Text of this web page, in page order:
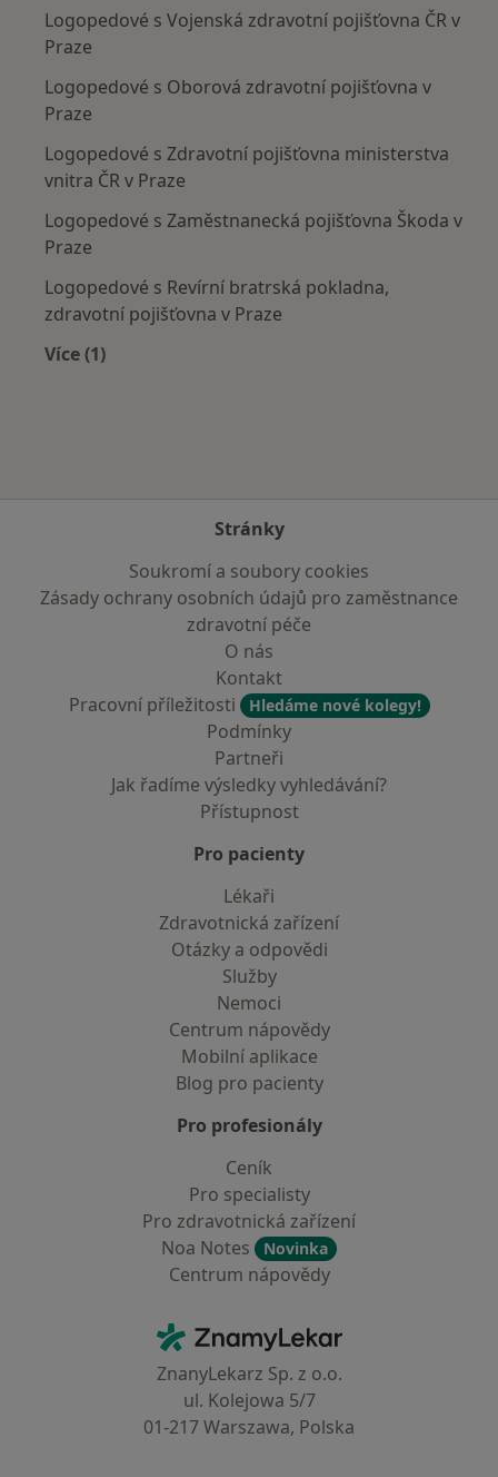
Logopedové s Vojenská zdravotní pojišťovna ČR v
Praze
Logopedové s Oborová zdravotní pojišťovna v
Praze
Logopedové s Zdravotní pojišťovna ministerstva
vnitra ČR v Praze
Logopedové s Zaměstnanecká pojišťovna Škoda v
Praze
Logopedové s Revírní bratrská pokladna,
zdravotní pojišťovna v Praze
Více (1)
Stránky
Soukromí a soubory cookies
Zásady ochrany osobních údajů pro zaměstnance
zdravotní péče
O nás
Kontakt
Pracovní příležitosti
Hledáme nové kolegy!
Podmínky
Partneři
Jak řadíme výsledky vyhledávání?
Přístupnost
Pro pacienty
Lékaři
Zdravotnická zařízení
Otázky a odpovědi
Služby
Nemoci
Centrum nápovědy
Mobilní aplikace
Blog pro pacienty
Pro profesionály
Ceník
Pro specialisty
Pro zdravotnická zařízení
Noa Notes
Novinka
Centrum nápovědy
ZnamyLekar - Hlavní stránka
ZnanyLekarz Sp. z o.o.
ul. Kolejowa 5/7
01-217 Warszawa, Polska